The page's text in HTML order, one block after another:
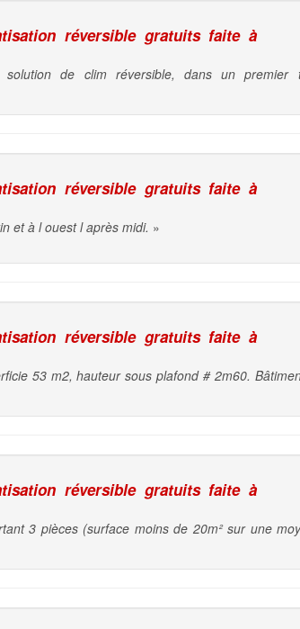
réversible gratuits faite à
solution de clim réversible, dans un premier
réversible gratuits faite à
et à l ouest l après midi. »
réversible gratuits faite à
53 m2, hauteur sous plafond # 2m60.
réversible gratuits faite à
3 pièces (surface moins de 20m² sur une